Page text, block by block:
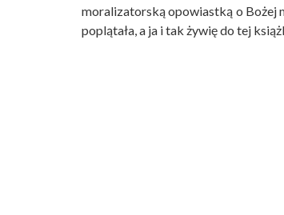
moralizatorską opowiastką o Bożej
poplątała, a ja i tak żywię do tej